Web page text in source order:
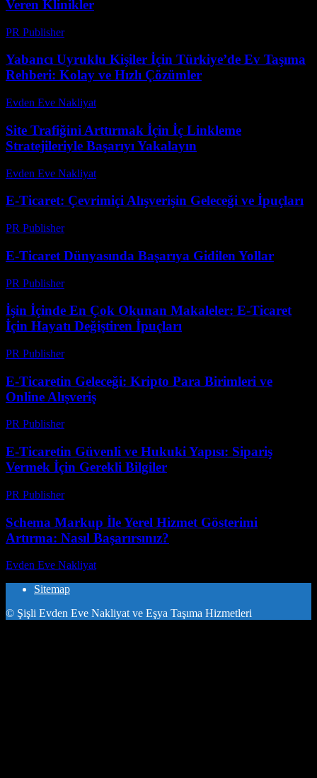
Veren Klinikler
PR Publisher-
Yabancı Uyruklu Kişiler İçin Türkiye’de Ev Taşıma
Rehberi: Kolay ve Hızlı Çözümler
Evden Eve Nakliyat
Site Trafiğini Arttırmak İçin İç Linkleme
Stratejileriyle Başarıyı Yakalayın
Evden Eve Nakliyat
E-Ticaret: Çevrimiçi Alışverişin Geleceği ve İpuçları
PR Publisher-
E-Ticaret Dünyasında Başarıya Gidilen Yollar
PR Publisher-
İşin İçinde En Çok Okunan Makaleler: E-Ticaret
İçin Hayatı Değiştiren İpuçları
PR Publisher-
E-Ticaretin Geleceği: Kripto Para Birimleri ve
Online Alışveriş
PR Publisher-
E-Ticaretin Güvenli ve Hukuki Yapısı: Sipariş
Vermek İçin Gerekli Bilgiler
PR Publisher-
Schema Markup İle Yerel Hizmet Gösterimi
Artırma: Nasıl Başarırsınız?
Evden Eve Nakliyat
Sitemap
© Şişli Evden Eve Nakliyat ve Eşya Taşıma Hizmetleri